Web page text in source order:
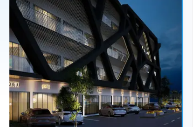
دکانات
3.94 کروڑ
2.3 مرلہ